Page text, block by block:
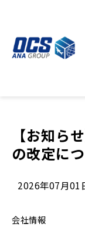
【お知ら
の改定に
2026年07月01
会社情報